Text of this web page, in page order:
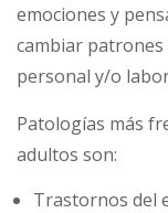
emociones y
cambiar
personal y/o
Patologías más
adultos son:
Trastornos del